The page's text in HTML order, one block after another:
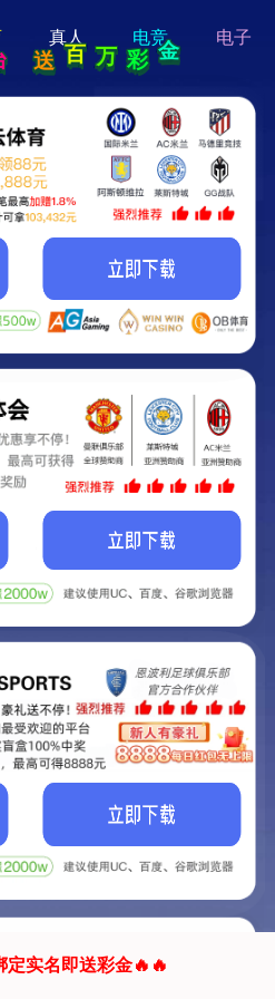
Guys!
上线啦...
站正在建设.
常棒的网站.
系我们!